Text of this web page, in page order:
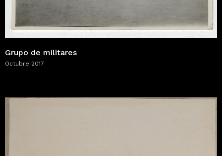
Grupo de militares
Octubre 2017